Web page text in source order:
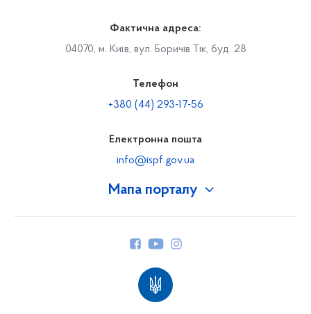
Мапа порталу
Фактична адреса:
04070, м. Київ, вул. Боричів Тік, буд. 28
Телефон
+380 (44) 293-17-56
Електронна пошта
info@ispf.gov.ua